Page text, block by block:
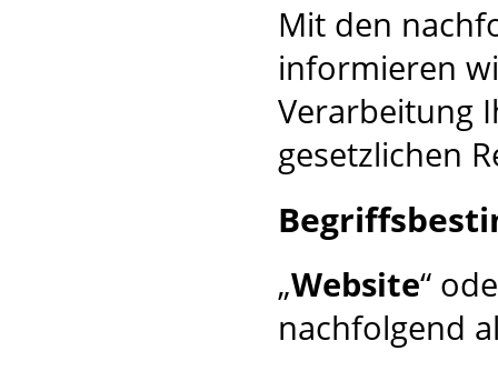
Mit den
informieren
Verarbeitung
gesetzlichen
„Website“
nachfolgend